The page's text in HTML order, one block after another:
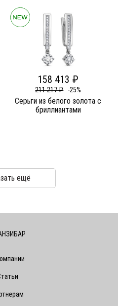
158 413 ₽
211 217 ₽ -25%
Серьги из белого золота c
бриллиантами
ещё